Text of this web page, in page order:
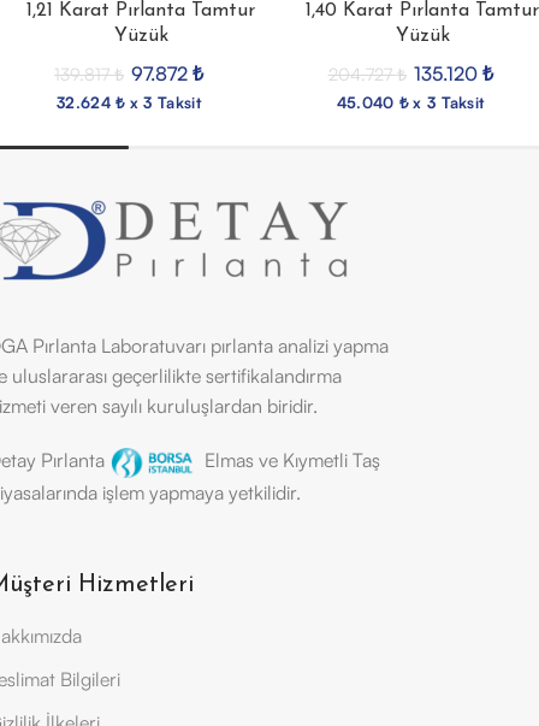
1,21 Karat Pırlanta Tamtur
Yüzük
139.817₺ 97.872 ₺
32.624 ₺ x 3 Taksit
1,40 Karat Pırlanta Tamtur
Yüzük
204.727₺ 135.120 ₺
45.040 ₺ x 3 Taksit
Pırlanta Laboratuvarı pırlanta analizi yapma
uluslararası geçerlilikte sertifikalandırma
veren sayılı kuruluşlardan biridir.
Pırlanta
Elmas ve Kıymetli Taş
işlem yapmaya yetkilidir.
Hizmetleri
Bilgileri